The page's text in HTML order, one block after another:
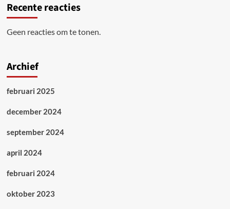
Recente reacties
Geen reacties om te tonen.
Archief
februari 2025
december 2024
september 2024
april 2024
februari 2024
oktober 2023